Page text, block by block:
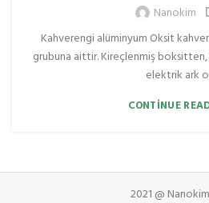
Nanokim
Kahverengi alüminyum Oksit
grubuna aittir. Kireçlenmiş
elektrik ark
CONTINUE
2021 @